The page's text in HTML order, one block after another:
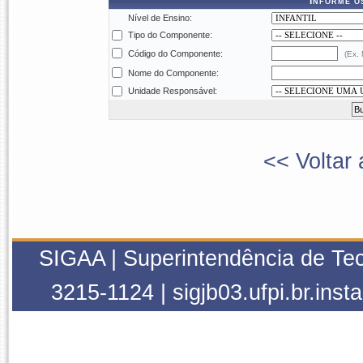
Nível de Ensino:
Tipo do Componente:
Código do Componente:
(Ex.
Nome do Componente:
Unidade Responsável:
<< Voltar
SIGAA | Superintendência de
3215-1124 |